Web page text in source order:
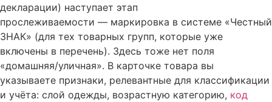
декларации) наступает этап
прослеживаемости — маркировка в системе «Честный
ЗНАК» (для тех товарных групп, которые уже
включены в перечень). Здесь тоже нет поля
«домашняя/уличная». В карточке товара вы
указываете признаки, релевантные для классификации
и учёта: слой одежды, возрастную категорию, код